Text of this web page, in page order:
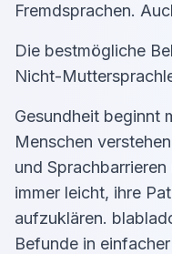
Fremdsprachen.
Die bestmögliche
Nicht-
Gesundheit beginnt
Menschen
und
immer leicht, ihre
aufzuklären.
Befunde in